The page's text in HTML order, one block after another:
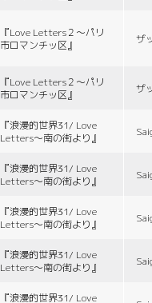
『Love Letters２〜パリ
市ロマンチッ区』
ザ
『Love Letters２〜パリ
市ロマンチッ区』
ザ
『浪漫的世界31/ Love
Letters〜南の街より』
『浪漫的世界31/ Love
Letters〜南の街より』
『浪漫的世界31/ Love
Letters〜南の街より』
『浪漫的世界31/ Love
Letters〜南の街より』
『浪漫的世界31/ Love